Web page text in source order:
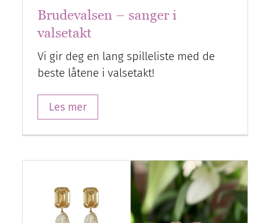
Brudevalsen – sanger i
valsetakt
Vi gir deg en lang spilleliste med de
beste låtene i valsetakt!
Les mer